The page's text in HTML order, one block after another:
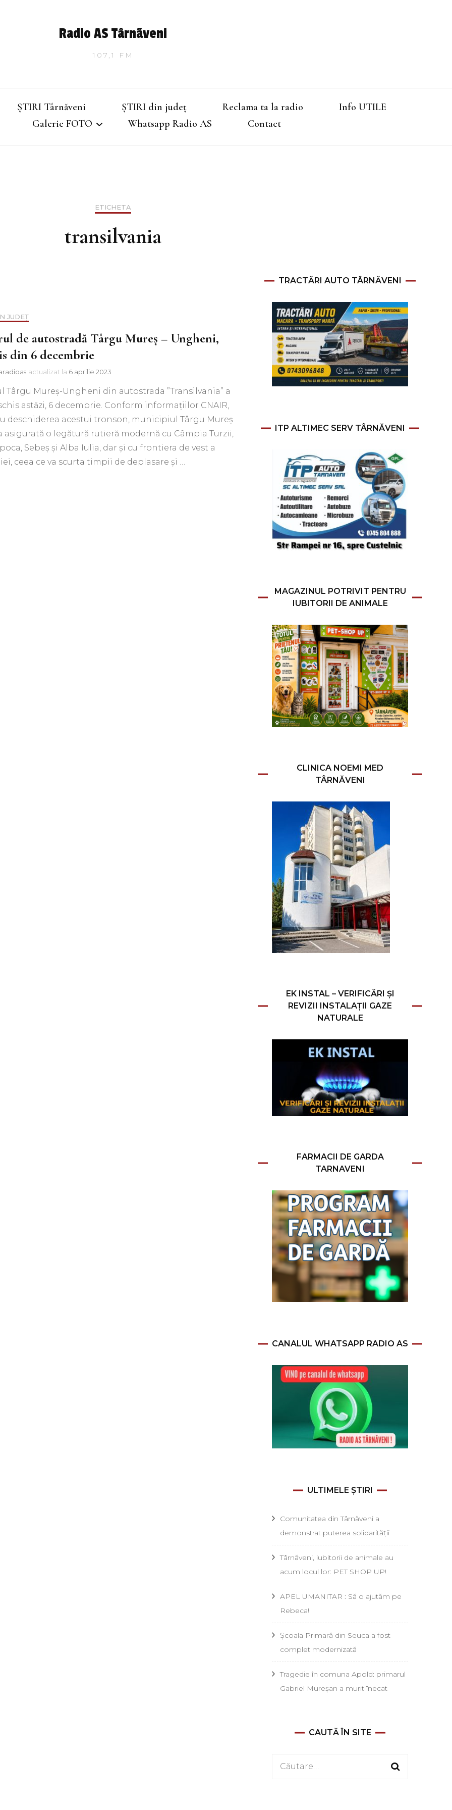
Radio AS Târnãveni
107,1 FM
ȘTIRI Târnăveni ȘTIRI din județ Reclama ta la radio
Info UTILE
Galerie FOTO Whatsapp Radio AS Contact
ETICHETA
transilvania
JUDEȚ
de autostradă Târgu Mureș – Ungheni,
din 6 decembrie
actualizat la 6 aprilie 2023
Târgu Mureș-Ungheni din autostrada ”Transilvania” a
astăzi, 6 decembrie. Conform informațiilor CNAIR,
deschiderea acestui tronson, municipiul Târgu Mureș
asigurată o legătură rutieră modernă cu Câmpia Turzii,
Sebeș și Alba Iulia, dar și cu frontiera de vest a
ceea ce va scurta timpii de deplasare și …
TRACTĂRI AUTO TÂRNĂVENI
ITP ALTIMEC SERV TÂRNĂVENI
MAGAZINUL POTRIVIT PENTRU
IUBITORII DE ANIMALE
CLINICA NOEMI MED
TÂRNĂVENI
EK INSTAL – VERIFICĂRI ȘI
REVIZII INSTALAȚII GAZE
NATURALE
FARMACII DE GARDA
TARNAVENI
CANALUL WHATSAPP RADIO AS
ULTIMELE ȘTIRI
Comunitatea din Târnăveni a
demonstrat puterea solidarității
Târnăveni, iubitorii de animale au
acum locul lor: PET SHOP UP!
APEL UMANITAR : Să o ajutăm pe
Rebeca!
Școala Primară din Seuca a fost
complet modernizată
Tragedie în comuna Apold: primarul
Gabriel Mureșan a murit înecat
CAUTĂ ÎN SITE
Caută